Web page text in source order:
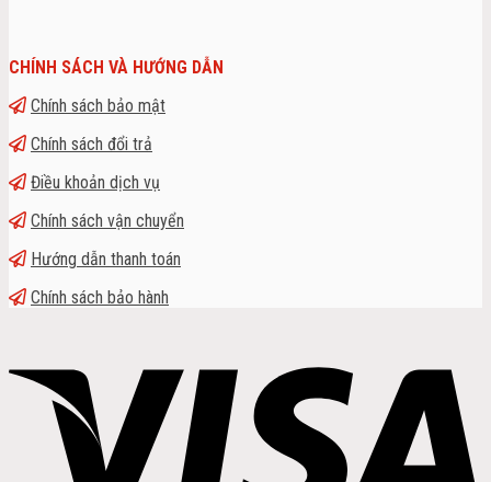
CHÍNH SÁCH VÀ HƯỚNG DẪN
Chính sách bảo mật
Chính sách đổi trả
Điều khoản dịch vụ
Chính sách vận chuyển
Hướng dẫn thanh toán
Chính sách bảo hành